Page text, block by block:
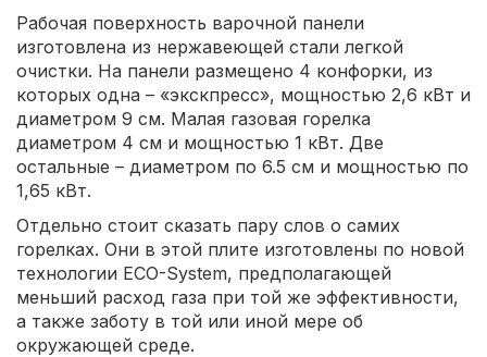
Рабочая поверхность варочной панели
изготовлена из нержавеющей стали легкой
очистки. На панели размещено 4 конфорки, из
которых одна – «экскпресс», мощностью 2,6 кВт и
диаметром 9 см. Малая газовая горелка
диаметром 4 см и мощностью 1 кВт. Две
остальные – диаметром по 6.5 см и мощностью по
1,65 кВт.
Отдельно стоит сказать пару слов о самих
горелках. Они в этой плите изготовлены по новой
технологии ЕCO-System, предполагающей
меньший расход газа при той же эффективности,
а также заботу в той или иной мере об
окружающей среде.